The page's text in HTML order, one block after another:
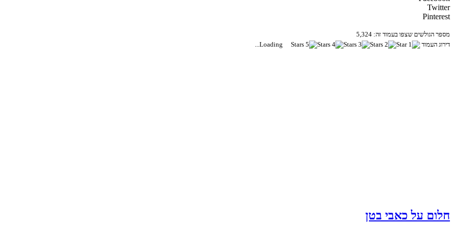
Twitter
Pinterest
מספר הגולשים שצפו בעמוד זה: 5,324
דירוג העמוד
Loading...
חלום על כאבי בטן